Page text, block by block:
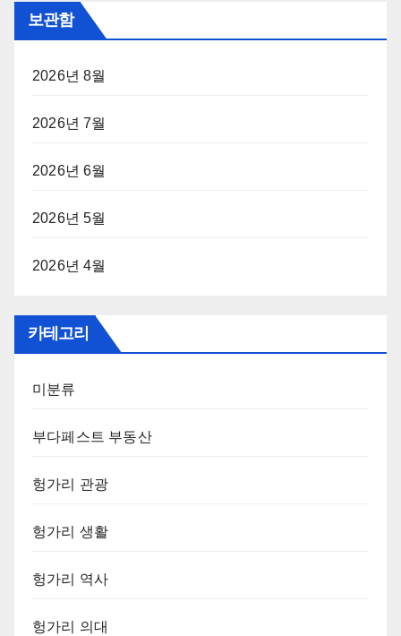
보관함
2026년 8월
2026년 7월
2026년 6월
2026년 5월
2026년 4월
카테고리
미분류
부다페스트 부동산
헝가리 관광
헝가리 생활
헝가리 역사
헝가리 의대